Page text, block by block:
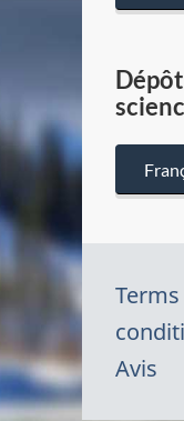
Avis